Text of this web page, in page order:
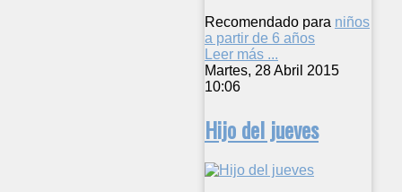
Recomendado para niños
a partir de 6 años
Leer más ...
Martes, 28 Abril 2015
10:06
Hijo del jueves